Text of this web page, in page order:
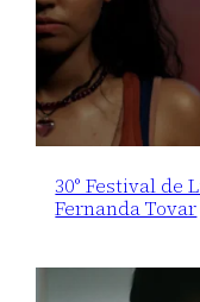
30° Festival de
Fernanda Tovar